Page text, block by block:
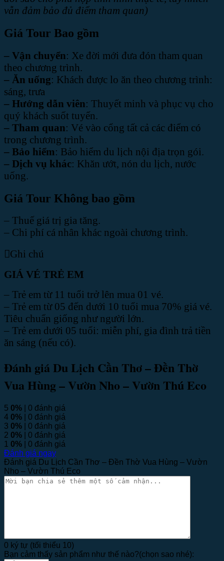
vẫn đảm bảo đủ điểm tham quan)
Giá Tour Bao gồm
– Vận chuyển: Xe đời mới đưa đón tham quan
theo chương trình.
– Ăn uống: Khách được lo ăn theo chương trình:
sáng, trưa
– Hướng dẫn viên: Thuyết minh và phục vụ cho
quý khách suốt tuyến.
– Tham quan: Vé vào cổng tất cả các điểm có
trong chương trình.
– Bảo hiểm: Bảo hiểm du lịch nội địa trọn gói.
– Dịch vụ khác: Khăn ướt, nón du lịch, nước
uống.
Giá Tour Không bao gồm
– Thuế giá trị gia tăng.
– Chi phí cá nhân khác ngoài chương trình.
Ghi chú
GIÁ VÉ TRẺ EM
– Trẻ em từ 11 tuổi trở lên mua 01 vé.
– Trẻ em từ 05 đến dưới 10 tuổi mua 70% giá vé.
Tiêu chuẩn giống như người lớn.
– Trẻ em dưới 05 tuổi: miễn phí, gia đình trả tiền
ăn sáng (nếu có).
Đánh giá Du Lịch Cần Thơ – Đền Thờ
Vua Hùng – Vườn Nho – Vườn Thú Eco
5 0% | 0 đánh giá
4 0% | 0 đánh giá
3 0% | 0 đánh giá
2 0% | 0 đánh giá
1 0% | 0 đánh giá
Đánh giá ngay
Đánh giá Du Lịch Cần Thơ – Đền Thờ Vua Hùng – Vườn
Nho – Vườn Thú Eco
0 ký tự (tối thiểu 10)
Bạn cảm thấy sản phẩm như thế nào?(chọn sao nhé):